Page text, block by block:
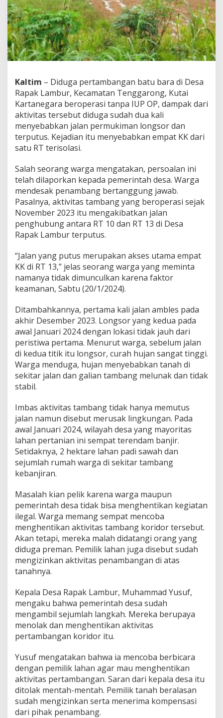
a
m
b
a
n
g
a
e
g
a
l
,
D
u
a
i
J
a
l
a
n
e
a
P
u
u
s
Kaltim – Diduga pertambangan batu bara di Desa
Rapak Lambur, Kecamatan Tenggarong, Kutai
Kartanegara beroperasi tanpa IUP OP, dampak dari
aktivitas tersebut diduga sudah dua kali
menyebabkan jalan permukiman longsor dan
terputus. Kejadian itu menyebabkan empat KK dari
satu RT terisolasi.
Salah seorang warga mengatakan, persoalan ini
telah dilaporkan kepada pemerintah desa. Warga
mendesak penambang bertanggung jawab.
Pasalnya, aktivitas tambang yang beroperasi sejak
November 2023 itu mengakibatkan jalan
penghubung antara RT 10 dan RT 13 di Desa
Rapak Lambur terputus.
“Jalan yang putus merupakan akses utama empat
KK di RT 13,” jelas seorang warga yang meminta
namanya tidak dimunculkan karena faktor
keamanan, Sabtu (20/1/2024).
Ditambahkannya, pertama kali jalan ambles pada
akhir Desember 2023. Longsor yang kedua pada
awal Januari 2024 dengan lokasi tidak jauh dari
peristiwa pertama. Menurut warga, sebelum jalan
di kedua titik itu longsor, curah hujan sangat tinggi.
Warga menduga, hujan menyebabkan tanah di
sekitar jalan dan galian tambang melunak dan tidak
stabil.
Imbas aktivitas tambang tidak hanya memutus
jalan namun disebut merusak lingkungan. Pada
awal Januari 2024, wilayah desa yang mayoritas
lahan pertanian ini sempat terendam banjir.
Setidaknya, 2 hektare lahan padi sawah dan
sejumlah rumah warga di sekitar tambang
kebanjiran.
Masalah kian pelik karena warga maupun
pemerintah desa tidak bisa menghentikan kegiatan
ilegal. Warga memang sempat mencoba
menghentikan aktivitas tambang koridor tersebut.
Akan tetapi, mereka malah didatangi orang yang
diduga preman. Pemilik lahan juga disebut sudah
mengizinkan aktivitas penambangan di atas
tanahnya.
Kepala Desa Rapak Lambur, Muhammad Yusuf,
mengaku bahwa pemerintah desa sudah
mengambil sejumlah langkah. Mereka berupaya
menolak dan menghentikan aktivitas
pertambangan koridor itu.
Yusuf mengatakan bahwa ia mencoba berbicara
dengan pemilik lahan agar mau menghentikan
aktivitas pertambangan. Saran dari kepala desa itu
ditolak mentah-mentah. Pemilik tanah beralasan
sudah mengizinkan serta menerima kompensasi
dari pihak penambang.